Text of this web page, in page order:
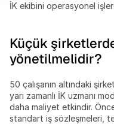
İK ekibini operasyonel
Küçük
yönetilmelidir?
50 çalışanın altındaki
yarı zamanlı İK uzmanı
daha maliyet etkindir.
standart iş sözleşmeleri,